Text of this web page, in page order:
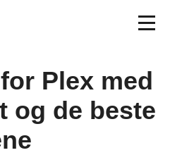
Plex med
og de beste